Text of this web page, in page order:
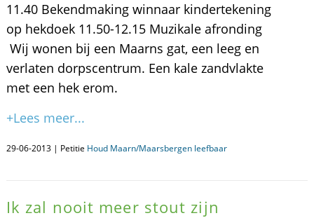
11.40 Bekendmaking winnaar kindertekening
op hekdoek 11.50-12.15 Muzikale afronding
Wij wonen bij een Maarns gat, een leeg en
verlaten dorpscentrum. Een kale zandvlakte
met een hek erom.
+Lees meer...
29-06-2013 | Petitie Houd Maarn/Maarsbergen leefbaar
Ik zal nooit meer stout zijn